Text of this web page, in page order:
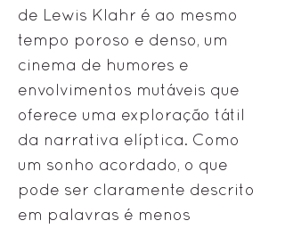
de Lewis Klahr é ao mesmo
tempo poroso e denso, um
cinema de humores e
envolvimentos mutáveis ​​que
oferece uma exploração tátil
da narrativa elíptica. Como
um sonho acordado, o que
pode ser claramente descrito
em palavras é menos